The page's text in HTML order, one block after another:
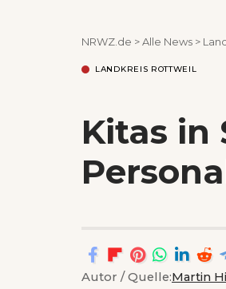
NRWZ.de >Alle News >
LANDKREIS ROTTWEIL
Kitas in
Autor / Quelle:Martin